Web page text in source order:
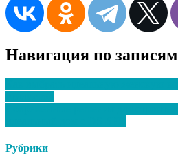
Навигация по записям
Рубрики